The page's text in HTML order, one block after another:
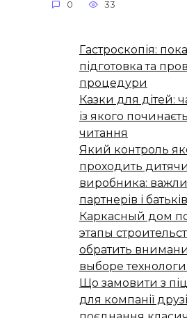
0 33
Гастроскопія:
підготовка та
процедури
Казки для дітей:
із якого
читання
Який контроль
проходить
виробника:
партнерів і батьків
Каркасный дом
этапы
обратить
выборе
Що замовити з
для компанії